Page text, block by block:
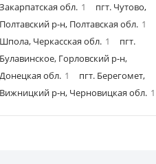
Закарпатская обл. 1
пгт. Чутово,
Полтавский р-н, Полтавская обл. 1
Шпола, Черкасская обл. 1
пгт.
Булавинское, Горловский р-н,
Донецкая обл. 1
пгт. Берегомет,
Вижницкий р-н, Черновицкая обл. 1